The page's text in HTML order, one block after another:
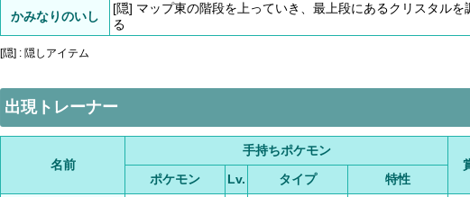
かみなりのいし
[隠] マップ東の階段を上っていき、最上段にあるクリスタルを
る
[隠] : 隠しアイテム
出現トレーナー
名前
手持ちポケモン
ポケモン
Lv. タイプ 特性